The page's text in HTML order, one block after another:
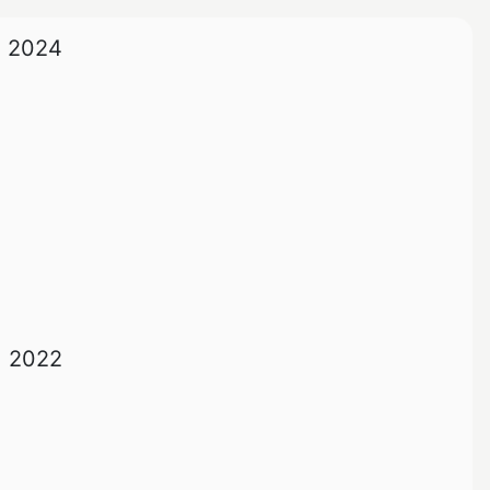
2024
2022